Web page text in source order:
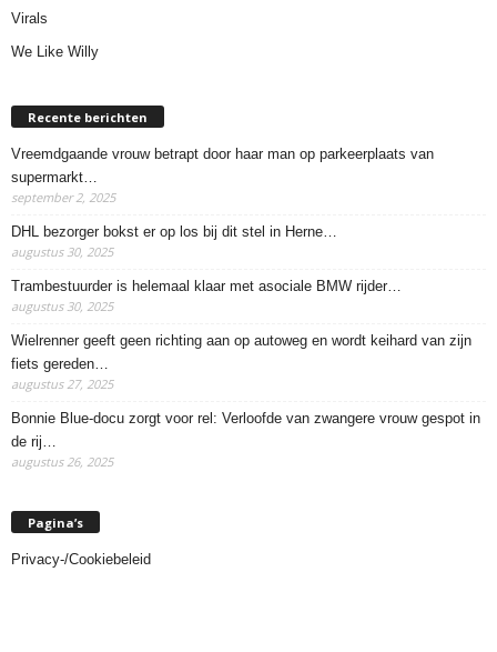
Virals
We Like Willy
Recente berichten
Vreemdgaande vrouw betrapt door haar man op parkeerplaats van
supermarkt…
september 2, 2025
DHL bezorger bokst er op los bij dit stel in Herne…
augustus 30, 2025
Trambestuurder is helemaal klaar met asociale BMW rijder…
augustus 30, 2025
Wielrenner geeft geen richting aan op autoweg en wordt keihard van zijn
fiets gereden…
augustus 27, 2025
Bonnie Blue-docu zorgt voor rel: Verloofde van zwangere vrouw gespot in
de rij…
augustus 26, 2025
Pagina’s
Privacy-/Cookiebeleid